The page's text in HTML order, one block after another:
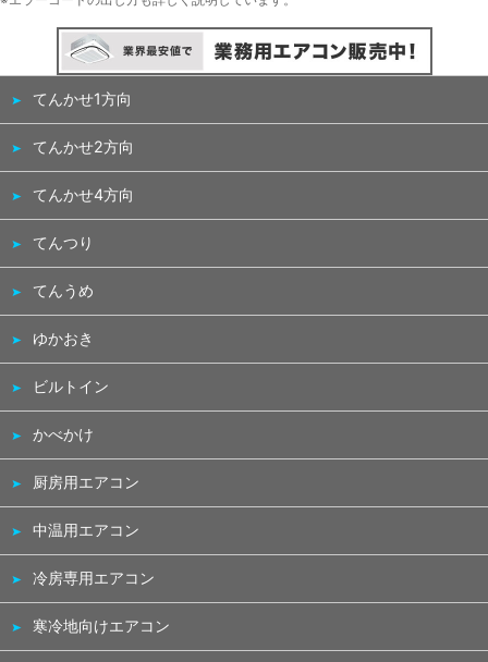
てんかせ1方向
てんかせ2方向
てんかせ4方向
てんつり
てんうめ
ゆかおき
ビルトイン
かべかけ
厨房用エアコン
中温用エアコン
冷房専用エアコン
寒冷地向けエアコン